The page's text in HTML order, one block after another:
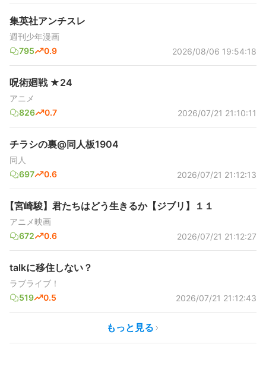
集英社アンチスレ
週刊少年漫画
795
0.9 2026/08/06 19:54:18
呪術廻戦 ★24
アニメ
826
0.7 2026/07/21 21:10:11
チラシの裏@同人板1904
同人
697
0.6 2026/07/21 21:12:13
【宮崎駿】君たちはどう生きるか【ジブリ】１１
アニメ映画
672
0.6 2026/07/21 21:12:27
talkに移住しない？
ラブライブ！
519
0.5 2026/07/21 21:12:43
もっと見る